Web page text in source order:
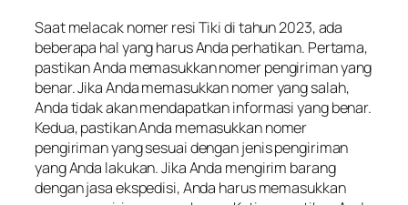
Saat melacak nomer resi Tiki di tahun 2023, ada
beberapa hal yang harus Anda perhatikan. Pertama,
pastikan Anda memasukkan nomer pengiriman yang
benar. Jika Anda memasukkan nomer yang salah,
Anda tidak akan mendapatkan informasi yang benar.
Kedua, pastikan Anda memasukkan nomer
pengiriman yang sesuai dengan jenis pengiriman
yang Anda lakukan. Jika Anda mengirim barang
dengan jasa ekspedisi, Anda harus memasukkan